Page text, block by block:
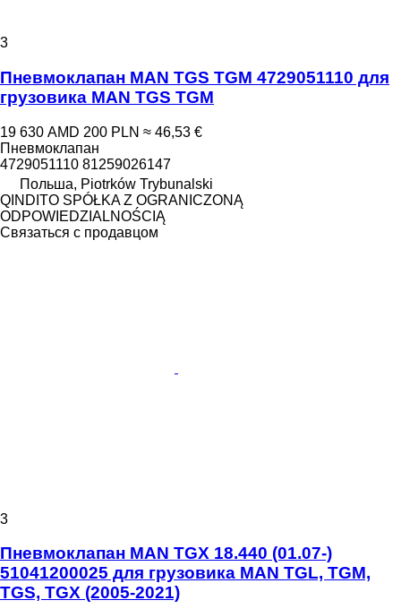
3
Пневмоклапан MAN TGS TGM 4729051110 для
грузовика MAN TGS TGM
19 630 AMD 200 PLN ≈ 46,53 €
Пневмоклапан
4729051110 81259026147
Польша, Piotrków Trybunalski
QINDITO SPÓŁKA Z OGRANICZONĄ
ODPOWIEDZIALNOŚCIĄ
Связаться с продавцом
3
Пневмоклапан MAN TGX 18.440 (01.07-)
51041200025 для грузовика MAN TGL, TGM,
TGS, TGX (2005-2021)